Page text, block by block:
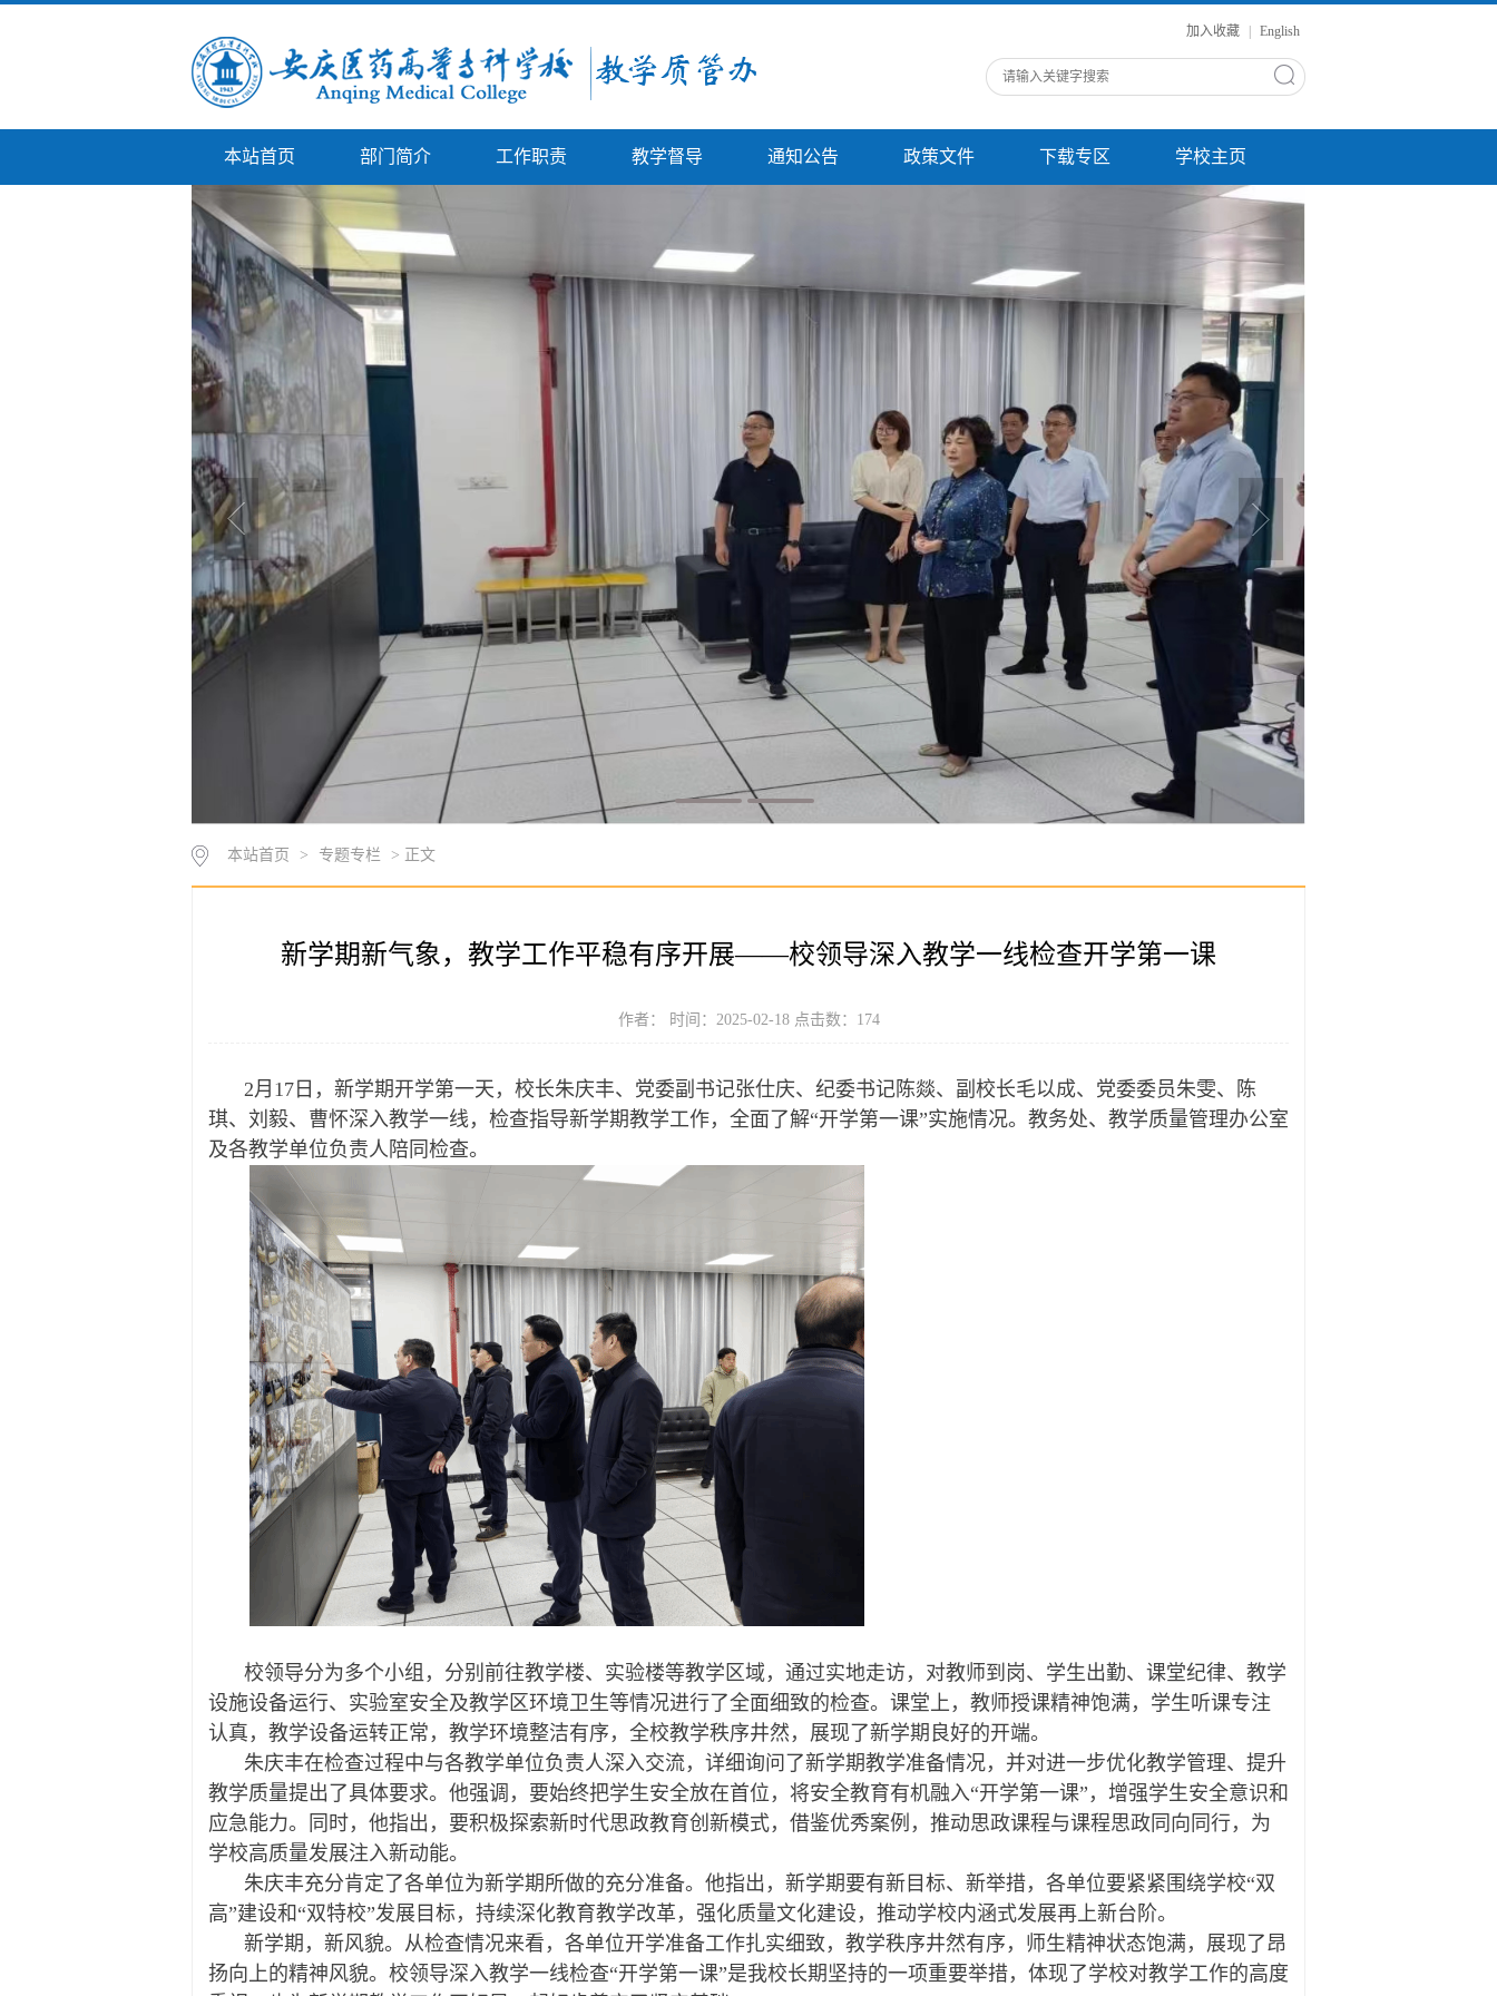
加入收藏 English
本站首页 部门简介 工作职责 教学督导 通知公告 政策文件 下载专区 学校主页
本站首页 > 专题专栏 > 正文
新学期新气象，教学工作平稳有序开展——校领导深入教学一线检查开学第一课
作者： 时间：2025-02-18 点击数： 174
2月17日，新学期开学第一天，校长朱庆丰、党委副书记张仕庆、纪委书记陈燚、副校长毛以成、党委委员朱雯、陈
琪、刘毅、曹怀深入教学一线，检查指导新学期教学工作，全面了解“开学第一课”实施情况。教务处、教学质量管理办公室
及各教学单位负责人陪同检查。
校领导分为多个小组，分别前往教学楼、实验楼等教学区域，通过实地走访，对教师到岗、学生出勤、课堂纪律、教学
设施设备运行、实验室安全及教学区环境卫生等情况进行了全面细致的检查。课堂上，教师授课精神饱满，学生听课专注
认真，教学设备运转正常，教学环境整洁有序，全校教学秩序井然，展现了新学期良好的开端。
朱庆丰在检查过程中与各教学单位负责人深入交流，详细询问了新学期教学准备情况，并对进一步优化教学管理、提升
教学质量提出了具体要求。他强调，要始终把学生安全放在首位，将安全教育有机融入“开学第一课”，增强学生安全意识和
应急能力。同时，他指出，要积极探索新时代思政教育创新模式，借鉴优秀案例，推动思政课程与课程思政同向同行，为
学校高质量发展注入新动能。
朱庆丰充分肯定了各单位为新学期所做的充分准备。他指出，新学期要有新目标、新举措，各单位要紧紧围绕学校“双
高”建设和“双特校”发展目标，持续深化教育教学改革，强化质量文化建设，推动学校内涵式发展再上新台阶。
新学期，新风貌。从检查情况来看，各单位开学准备工作扎实细致，教学秩序井然有序，师生精神状态饱满，展现了昂
扬向上的精神风貌。校领导深入教学一线检查“开学第一课”是我校长期坚持的一项重要举措，体现了学校对教学工作的高度